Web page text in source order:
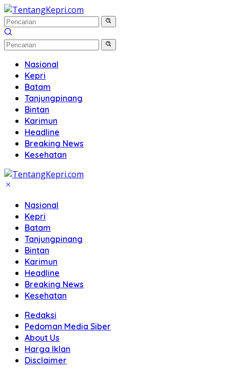
Langsung
ke
konten
Nasional
Kepri
Batam
Tanjungpinang
Bintan
Karimun
Headline
Breaking News
Kesehatan
Nasional
Kepri
Batam
Tanjungpinang
Bintan
Karimun
Headline
Breaking News
Kesehatan
Redaksi
Pedoman Media Siber
About Us
Harga Iklan
Disclaimer